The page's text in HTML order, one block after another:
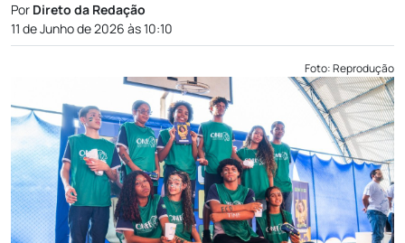
Por Direto da Redação
11 de Junho de 2026 às 10:10
Foto: Reprodução